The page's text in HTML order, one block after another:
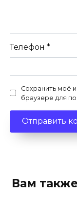
Телефон *
Сохранить моё
браузере для
Вам